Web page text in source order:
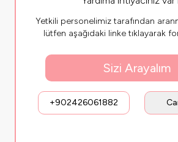
Yetkili personelimiz tarafından
lütfen aşağıdaki linke tıklayarak
Sizi Arayalım
+902426061882